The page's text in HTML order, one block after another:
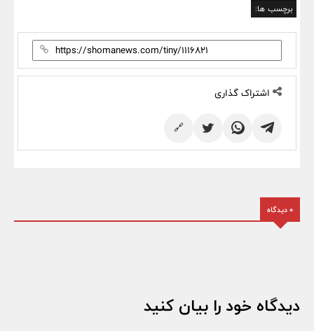
برچسب ها:
اشتراک گذاری
🔗
0 دیدگاه
دیدگاه خود را بیان کنید